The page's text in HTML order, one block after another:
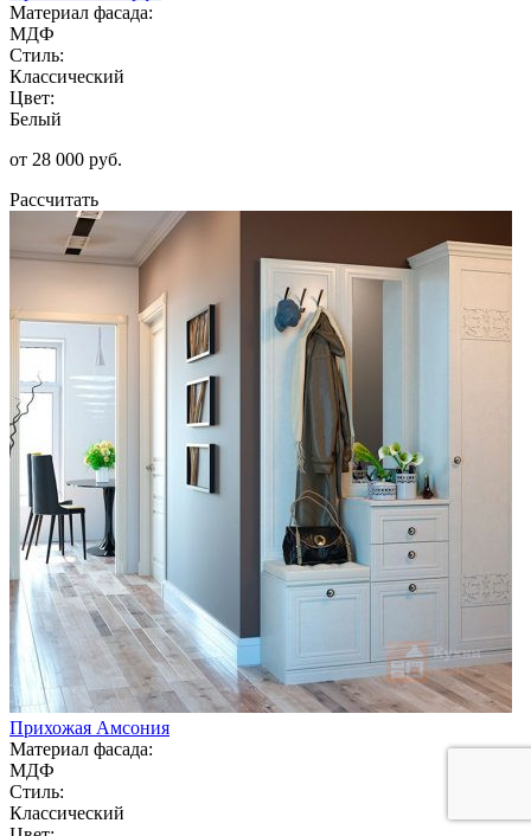
Материал фасада:
МДФ
Стиль:
Классический
Цвет:
Белый
от 28 000 руб.
Рассчитать
Прихожая Амсония
Материал фасада:
МДФ
Стиль:
Классический